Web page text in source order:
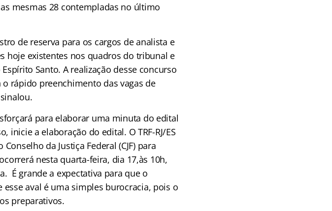
mesmas 28 contempladas no último
de reserva para os cargos de analista e
hoje existentes nos quadros do tribunal e
Santo. A realização desse concurso
rápido preenchimento das vagas de
para elaborar uma minuta do edital
inicie a elaboração do edital. O TRF-RJ/ES
da Justiça Federal (CJF) para
nesta quarta-feira, dia 17,às 10h,
É grande a expectativa para que o
aval é uma simples burocracia, pois o
preparativos.